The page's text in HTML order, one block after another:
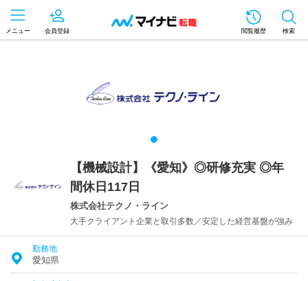
メニュー 会員登録 閲覧履歴 検索
【機械設計】《愛知》◎研修充実 ◎年
間休日117日
株式会社テクノ・ライン
大手クライアント企業と取引多数／安定した経営基盤が強み
勤務地
愛知県